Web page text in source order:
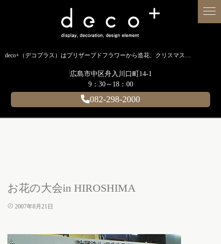
deco+（デコプラス）はプリザーブドフラワーから造花、クリスマス装飾、イルミネーションに至るまで扱う広島のディスプレイ専門ショップです。
広島市中区舟入川口町14-1
9：30～18：00
082-298-2000
お花の大会in HIROSHIMA
2007年8月21日